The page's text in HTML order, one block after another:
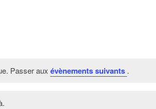
Passer aux évènements suivants .